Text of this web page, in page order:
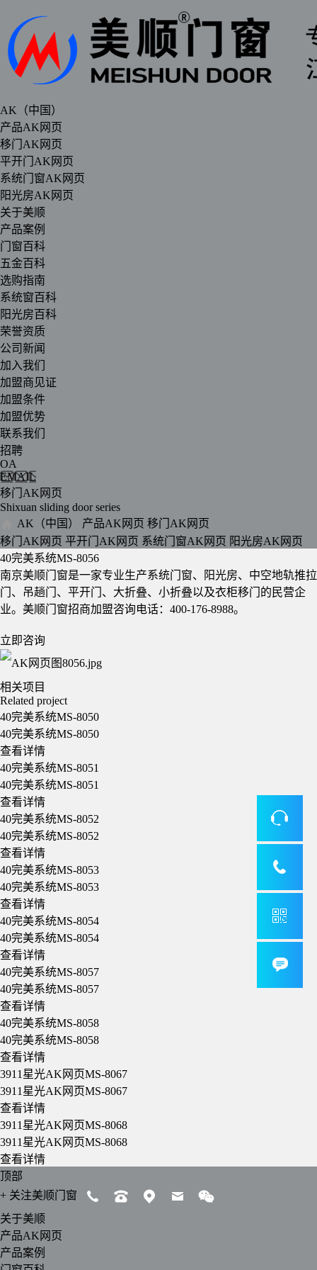
AK（中国）
产品AK网页
移门AK网页
平开门AK网页
系统门窗AK网页
阳光房AK网页
关于美顺
产品案例
门窗百科
五金百科
选购指南
系统窗百科
阳光房百科
荣誉资质
公司新闻
加入我们
加盟商见证
加盟条件
加盟优势
联系我们
招聘
OA
EMAIL
移门AK网页
Shixuan sliding door series
AK（中国） 产品AK网页 移门AK网页
移门AK网页 平开门AK网页 系统门窗AK网页 阳光房AK网页
40完美系统MS-8056
南京美顺门窗是一家专业生产系统门窗、阳光房、中空地轨推拉
门、吊趟门、平开门、大折叠、小折叠以及衣柜移门的民营企
业。美顺门窗招商加盟咨询电话：400-176-8988。
立即咨询
相关项目
Related project
40完美系统MS-8050
40完美系统MS-8050
查看详情
40完美系统MS-8051
40完美系统MS-8051
查看详情
40完美系统MS-8052
40完美系统MS-8052
查看详情
40完美系统MS-8053
40完美系统MS-8053
查看详情
40完美系统MS-8054
40完美系统MS-8054
查看详情
40完美系统MS-8057
40完美系统MS-8057
查看详情
40完美系统MS-8058
40完美系统MS-8058
查看详情
3911星光AK网页MS-8067
3911星光AK网页MS-8067
查看详情
3911星光AK网页MS-8068
3911星光AK网页MS-8068
查看详情
顶部
+ 关注美顺门窗
关于美顺
产品AK网页
产品案例